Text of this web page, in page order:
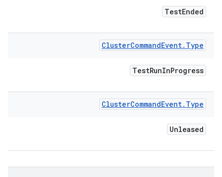
TestEnded
ClusterCommandEvent. Type
TestRunInProgress
ClusterCommandEvent. Type
Unleased